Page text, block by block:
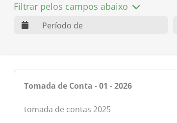
Filtrar pelos campos abaixo
web.dts
Tomada de Conta - 01 - 2026
tomada de contas 2025